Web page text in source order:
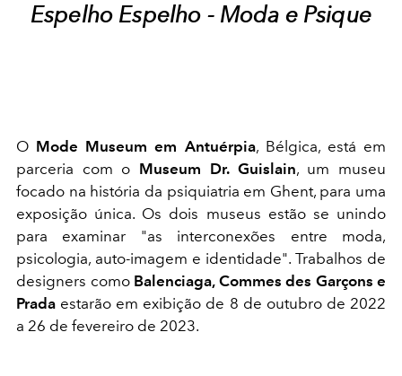
Espelho Espelho - Moda e Psique
O Mode Museum em Antuérpia, Bélgica, está em
parceria com o Museum Dr. Guislain, um museu
focado na história da psiquiatria em Ghent, para uma
exposição única. Os dois museus estão se unindo
para examinar "as interconexões entre moda,
psicologia, auto-imagem e identidade". Trabalhos de
designers como Balenciaga, Commes des Garçons e
Prada estarão em exibição de 8 de outubro de 2022
a 26 de fevereiro de 2023.